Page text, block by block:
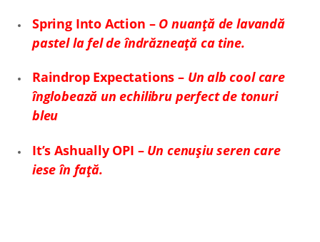
Spring Into Action – O nuanță de lavandă
pastel la fel de îndrăzneață ca tine.
Raindrop Expectations – Un alb cool care
înglobează un echilibru perfect de tonuri
bleu
It’s Ashually OPI – Un cenușiu seren care
iese în față.